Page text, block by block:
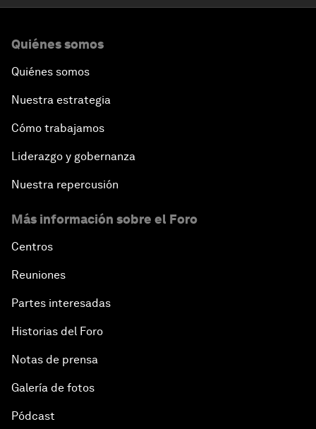
Quiénes somos
Quiénes somos
Nuestra estrategia
Cómo trabajamos
Liderazgo y gobernanza
Nuestra repercusión
Más información sobre el Foro
Centros
Reuniones
Partes interesadas
Historias del Foro
Notas de prensa
Galería de fotos
Pódcast